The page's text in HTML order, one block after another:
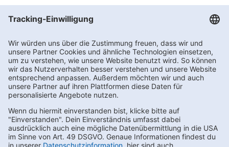
Unternehmensinformationen
Stellenangebote
Soziales Engagement